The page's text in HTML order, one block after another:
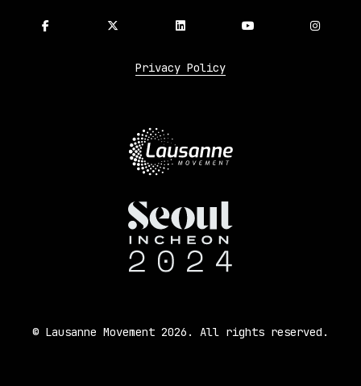
Privacy Policy
© Lausanne Movement 2026. All rights reserved.